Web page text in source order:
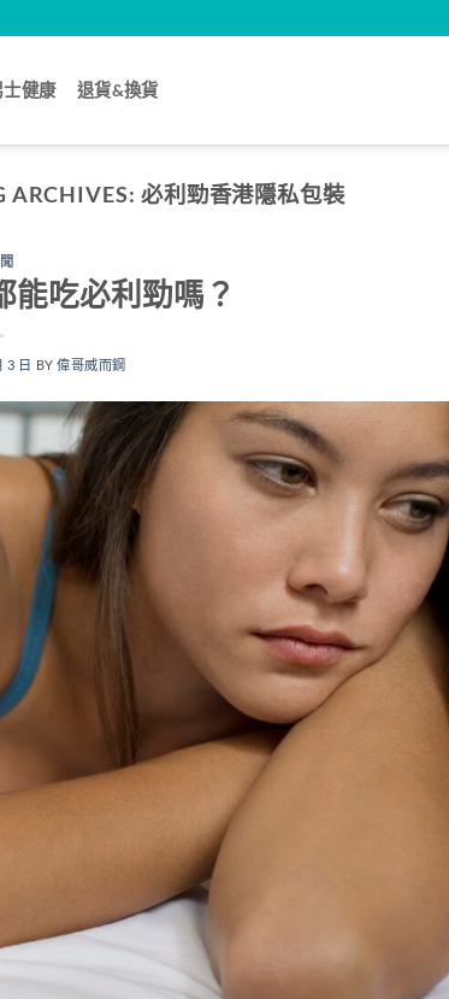
士健康 退貨&換貨
ARCHIVES: 必利勁香港隱私包裝
能吃必利勁嗎？
3 日 BY偉哥威而鋼